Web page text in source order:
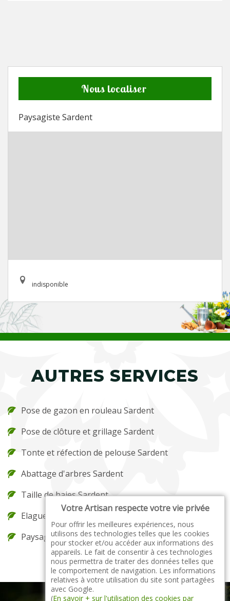
Nous localiser
Paysagiste Sardent
indisponible
AUTRES SERVICES
Pose de gazon en rouleau Sardent
Pose de clôture et grillage Sardent
Tonte et réfection de pelouse Sardent
Abattage d'arbres Sardent
Taille de haies Sardent
Elagueur Sardent
Paysagiste Sardent
Votre Artisan respecte votre vie privée
Pour offrir les meilleures expériences, nous
utilisons des technologies telles que les cookies
pour stocker et/ou accéder aux informations des
appareils. Le fait de consentir à ces technologies
nous permettra de traiter des données telles que
le comportement de navigation. Les informations
relatives à votre utilisation du site sont partagées
avec Google.
(En savoir + sur l'utilisation des cookies par